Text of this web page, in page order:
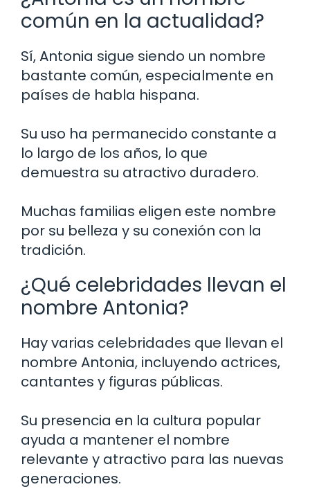
común en la actualidad?
Sí, Antonia sigue siendo un nombre
bastante común, especialmente en
países de habla hispana.
Su uso ha permanecido constante a
lo largo de los años, lo que
demuestra su atractivo duradero.
Muchas familias eligen este nombre
por su belleza y su conexión con la
tradición.
¿Qué celebridades llevan el
nombre Antonia?
Hay varias celebridades que llevan el
nombre Antonia, incluyendo actrices,
cantantes y figuras públicas.
Su presencia en la cultura popular
ayuda a mantener el nombre
relevante y atractivo para las nuevas
generaciones.